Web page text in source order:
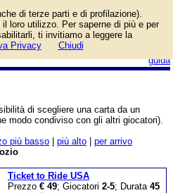
guida
Lista giochi da tavolo
categoria Drafting.
di scegliere una carta da un
modo condiviso con gli altri giocatori).
più basso più alto
per arrivo
Ticket to Ride USA
Prezzo € 49; Giocatori 2-5; Durata 45
di terze parti e di profilazione).
loro utilizzo. Per saperne di più e per
ti invitiamo a leggere la
Privacy Chiudi